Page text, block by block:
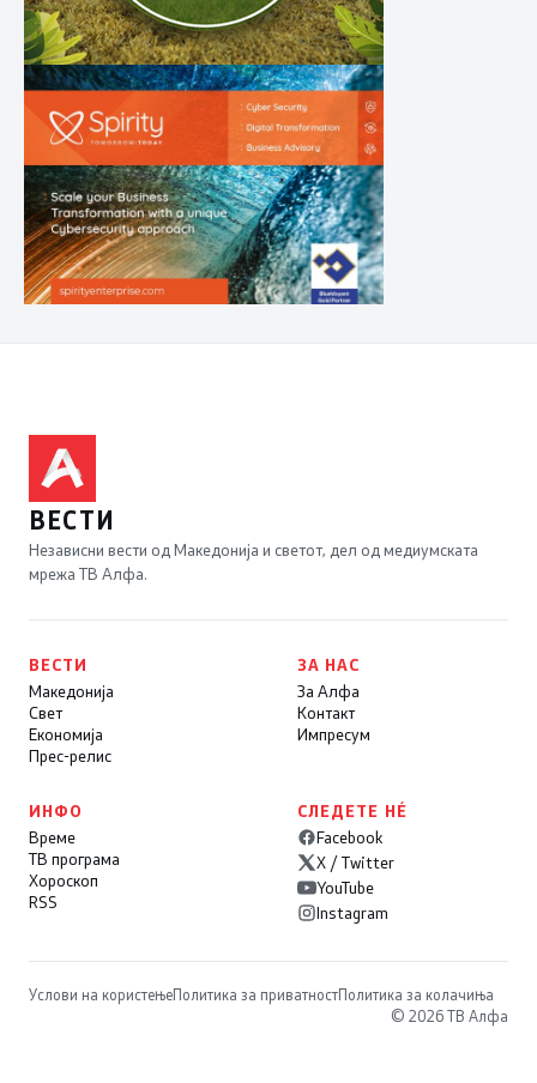
ВЕСТИ
Независни вести од Македонија и светот, дел од медиумската
мрежа ТВ Алфа.
ВЕСТИ
Македонија
Свет
Економија
Прес-релис
ЗА НАС
За Алфа
Контакт
Импресум
ИНФО
Време
ТВ програма
Хороскоп
RSS
СЛЕДЕТЕ НÉ
Facebook
X / Twitter
YouTube
Instagram
Услови на користењеПолитика за приватностПолитика за колачиња
© 2026 ТВ Алфа